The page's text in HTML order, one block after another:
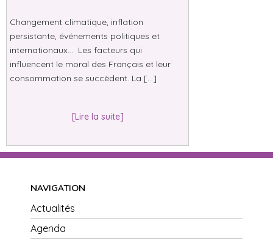
Changement climatique, inflation
persistante, événements politiques et
internationaux… Les facteurs qui
influencent le moral des Français et leur
consommation se succèdent. La […]
[Lire la suite]
NAVIGATION
Actualités
Agenda